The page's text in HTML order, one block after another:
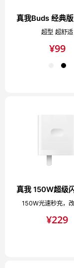
真我Buds 经典
超型 超舒适
¥99
真我 150W超级
150W光速秒充，
¥229